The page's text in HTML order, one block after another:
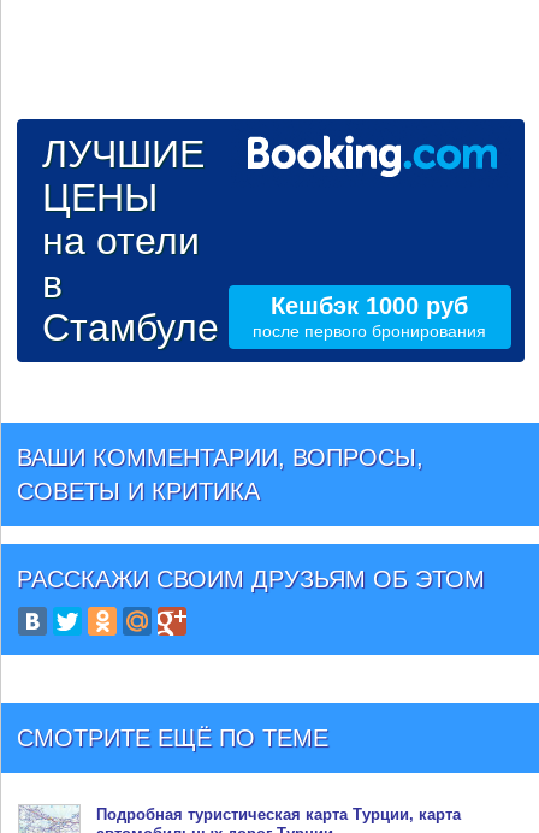
ЛУЧШИЕ
ЦЕНЫ
на отели
в
Стамбуле
Кешбэк 1000 руб
после первого бронирования
ВАШИ КОММЕНТАРИИ, ВОПРОСЫ,
СОВЕТЫ И КРИТИКА
РАССКАЖИ СВОИМ ДРУЗЬЯМ ОБ ЭТОМ
СМОТРИТЕ ЕЩЁ ПО ТЕМЕ
Подробная туристическая карта Турции, карта